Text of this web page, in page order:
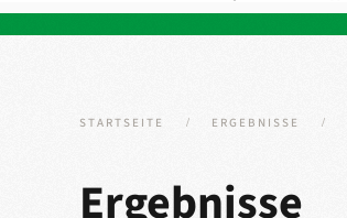
STARTSEITE ERGEBNISSE
Ergebnisse